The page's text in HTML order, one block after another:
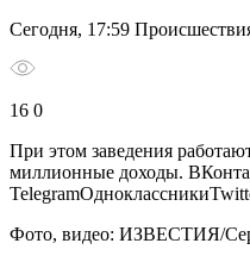
Сегодня, 17:59
16 0
При этом заведения
миллионные доходы.
Фото, видео: ИЗВЕСТИЯ/